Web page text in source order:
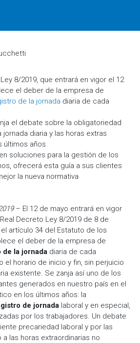
8/2019, que entrará en vigor el 12
el deber de la empresa de
de la jornada diaria de cada
el debate sobre la obligatoriedad
diaria y las horas extras
últimos años
soluciones para la gestión de los
ofrecerá esta guía a sus clientes
la nueva normativa
– El 12 de mayo entrará en vigor
Decreto Ley 8/2019 de 8 de
artículo 34 del Estatuto de los
el deber de la empresa de
de la jornada diaria de cada
el horario de inicio y fin, sin perjuicio
existente. Se zanja así uno de los
generados en nuestro país en el
en los últimos años: la
de jornada laboral y en especial,
por los trabajadores. Un debate
precariedad laboral y por las
las horas extraordinarias no